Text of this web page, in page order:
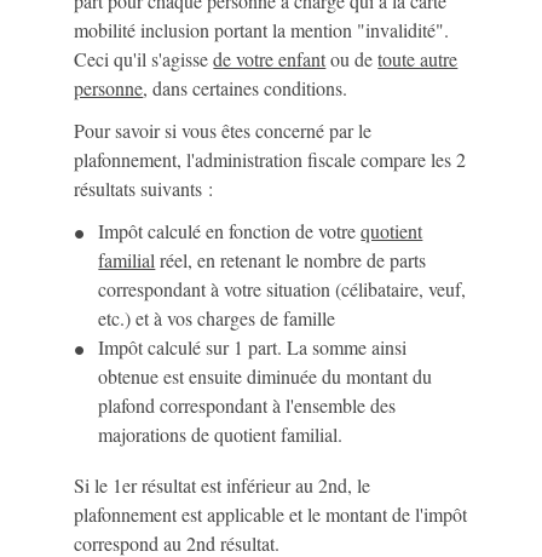
mobilité inclusion portant la mention "invalidité".
Ceci qu'il s'agissede votre enfantou detoute autre
personne, dans certaines conditions.
Pour savoir si vous êtes concerné par le
plafonnement, l'administration fiscale compare les 2
résultats suivants :
Impôt calculé en fonction de votrequotient
familial réel, en retenant le nombre de parts
correspondant à votre situation (célibataire, veuf,
etc.) et à vos charges de famille
Impôt calculé sur 1 part. La somme ainsi
obtenue est ensuite diminuée du montant du
plafond correspondant à l'ensemble des
majorations de quotient familial.
Si le 1errésultat est inférieur au 2nd, le
plafonnement est applicable et le montant de l'impôt
correspond au 2nd résultat.